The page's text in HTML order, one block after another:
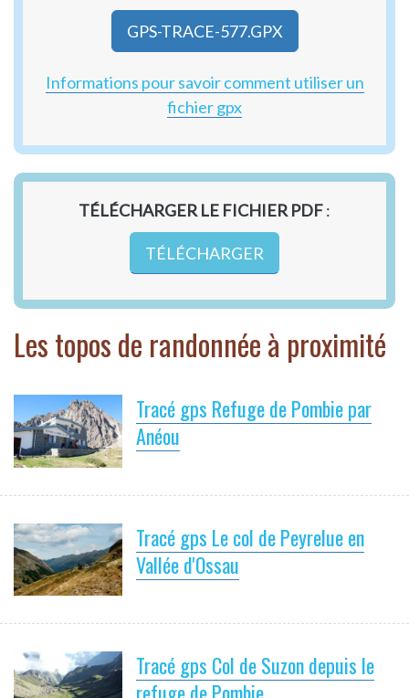
GPS-TRACE-577.GPX
Informations pour savoir comment utiliser un
fichier gpx
TÉLÉCHARGER LE FICHIER PDF:
TÉLÉCHARGER
Les topos de randonnée à proximité
Tracé gps Refuge de Pombie par
Anéou
Tracé gps Le col de Peyrelue en
Vallée d'Ossau
Tracé gps Col de Suzon depuis le